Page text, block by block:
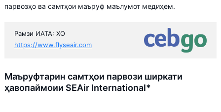
парвозҳо ва самтҳои маъруф маълумот медиҳем.
Рамзи ИАТА: XO
https://www.flyseair.com
Маъруфтарин самтҳои парвози ширкати
ҳавопаймоии SEAir International*